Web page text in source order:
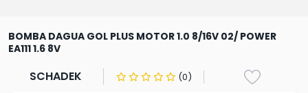
BOMBA DAGUA GOL PLUS MOTOR 1.0 8/16V 02/ POWER
EA111 1.6 8V
SCHADEK (0)